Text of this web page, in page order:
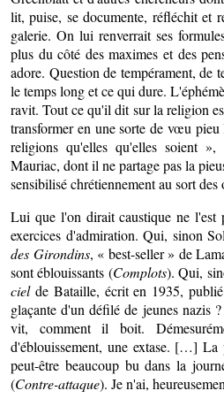
lit, puise, se documente, réfléchit et
galerie. On lui renverrait ses
plus du côté des maximes et des
adore. Question de tempérament, de
le temps long et ce qui dure.
ravit. Tout ce qu'il dit sur la religion
transformer en une sorte de vœu
religions qu'elles qu'elles soient
Mauriac, dont il ne partage pas la
sensibilisé chrétiennement au sort
Lui que l'on dirait caustique ne l'est
exercices d'admiration. Qui, sinon
des Girondins, « best-seller » de
sont éblouissants (Complots). Qui,
cielde Bataille, écrit en 1935,
glaçante d'un défilé de jeunes nazis
vit, comment il boit.
d'éblouissement, une extase. […]
peut-être beaucoup bu dans la
(Contre-attaque). Je n'ai,